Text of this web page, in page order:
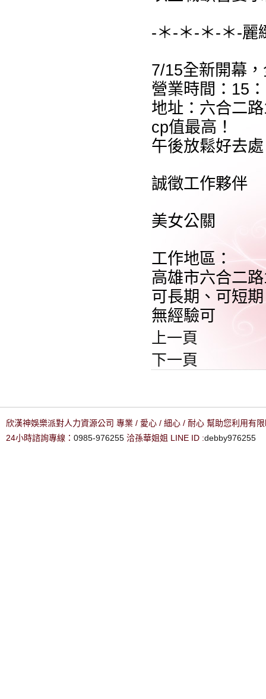
-＊-＊-＊-＊-麗
7/15全新開幕
營業時間：15
地址：六合二
cp值最高！
午後放鬆好去
誠徵工作夥伴
美女公關
工作地區：
高雄市六合二
可長期、可短
無經驗可
上一頁
下一頁
欣漢神娛樂派對人力資源公司 專業 / 愛心 / 細心 / 耐心 幫助您利用有
24小時諮詢專線： 0985-976255 洽孫華姐姐 LINE ID :debby976255